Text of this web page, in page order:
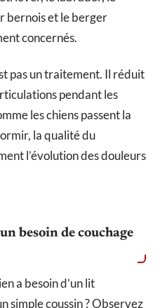
bernois et le berger
concernés.
pas un traitement. Il réduit
pendant les
les chiens passent la
la qualité du
l’évolution des douleurs
besoin de couchage
a besoin d’un lit
simple coussin ? Observez